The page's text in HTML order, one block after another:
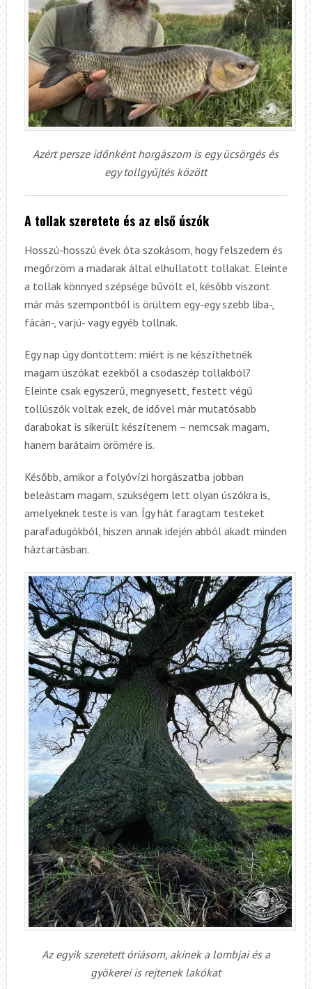
Azért persze időnként horgászom is egy ücsörgés és
egy tollgyűjtés között
A tollak szeretete és az első úszók
Hosszú-hosszú évek óta szokásom, hogy felszedem és
megőrzöm a madarak által elhullatott tollakat. Eleinte
a tollak könnyed szépsége bűvölt el, később viszont
már más szempontból is örültem egy-egy szebb liba-,
fácán-, varjú- vagy egyéb tollnak.
Egy nap úgy döntöttem: miért is ne készíthetnék
magam úszókat ezekből a csodaszép tollakból?
Eleinte csak egyszerű, megnyesett, festett végű
tollúszók voltak ezek, de idővel már mutatósabb
darabokat is sikerült készítenem – nemcsak magam,
hanem barátaim örömére is.
Később, amikor a folyóvízi horgászatba jobban
beleástam magam, szükségem lett olyan úszókra is,
amelyeknek teste is van. Így hát faragtam testeket
parafadugókból, hiszen annak idején abból akadt minden
háztartásban.
Az egyik szeretett óriásom, akinek a lombjai és a
gyökerei is rejtenek lakókat